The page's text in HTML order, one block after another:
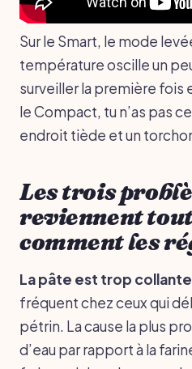
Sur le Smart, le mode
température oscille un
surveiller la première fois
le Compact, tu n’as pas
endroit tiède et un
Les trois
reviennent
comment les
La pâte est trop
fréquent chez ceux qui
pétrin. La cause la plus
d’eau par rapport à la